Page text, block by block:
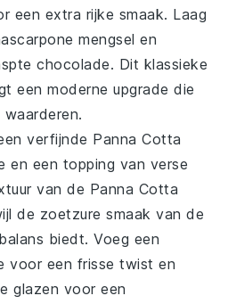
een extra rijke smaak. Laag
mengsel en
chocolade. Dit klassieke
een moderne upgrade die
verfijnde Panna Cotta
en een topping van verse
van de Panna Cotta
de zoetzure smaak van de
biedt. Voeg een
voor een frisse twist en
glazen voor een